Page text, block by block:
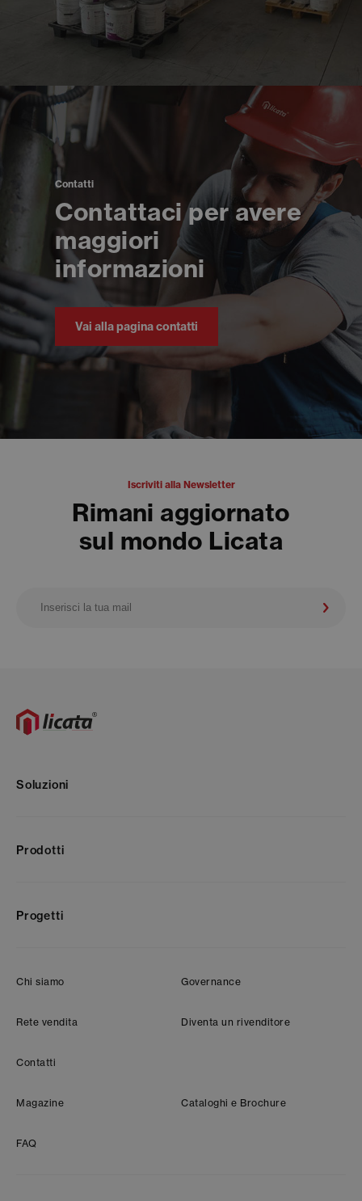
Contatti
Contattaci per avere
maggiori
informazioni
Vai alla pagina contatti
Iscriviti alla Newsletter
Rimani aggiornato
sul mondo Licata
Soluzioni
Prodotti
Progetti
Chi siamo Governance
Rete vendita Diventa un rivenditore
Contatti
Magazine Cataloghi e Brochure
FAQ